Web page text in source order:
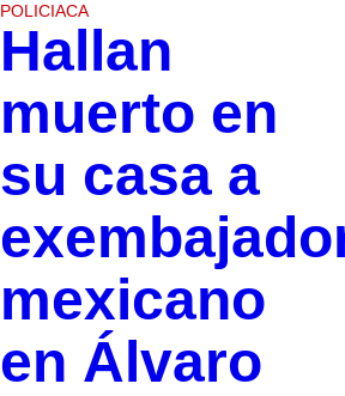
POLICIACA
Hallan
muerto en
su casa a
mexicano
en Álvaro